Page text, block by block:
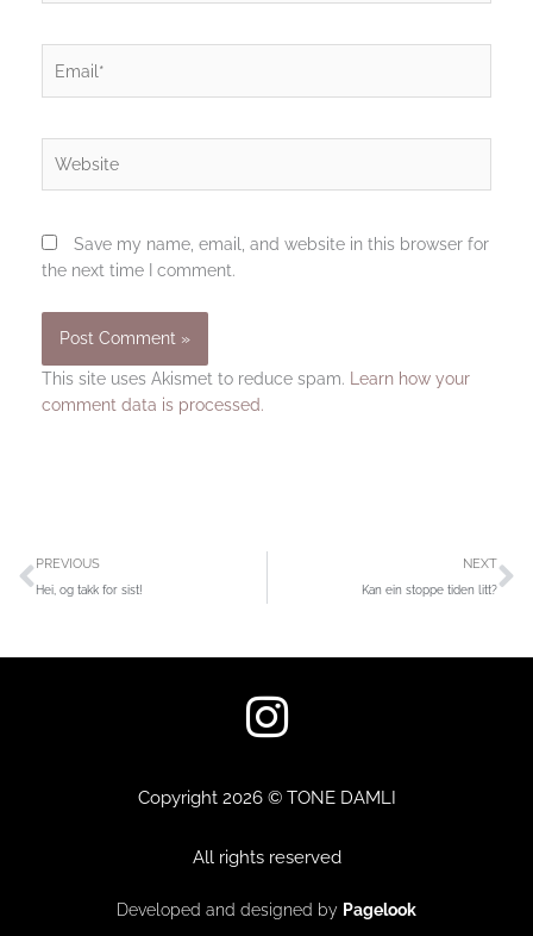
Save my name, email, and website in this browser for
the next time I comment.
This site uses Akismet to reduce spam.
Learn how your
comment data is processed.
Prev
PREVIOUS
Hei, og takk for sist!
NEXT
Kan ein stoppe tiden litt?
I
s
t
a
Copyright 2026 © TONE DAMLI
All rights reserved
Developed and designed by Pagelook